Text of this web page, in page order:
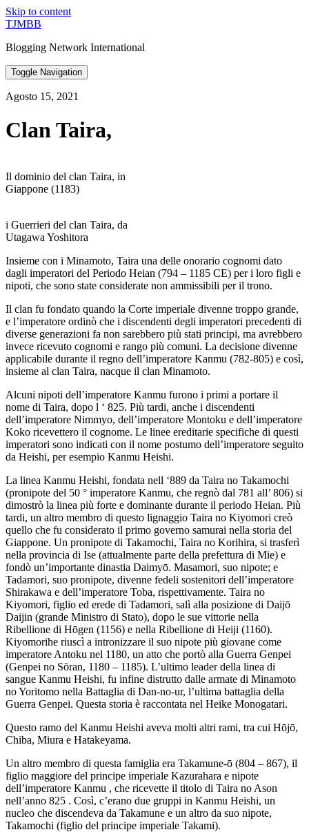
Skip to content
TJMBB
Blogging Network International
Toggle Navigation
Agosto 15, 2021
Clan Taira,
Il dominio del clan Taira, in
Giappone (1183)
i Guerrieri del clan Taira, da
Utagawa Yoshitora
Insieme con i Minamoto, Taira una delle onorario cognomi dato
dagli imperatori del Periodo Heian (794 – 1185 CE) per i loro figli e
nipoti, che sono state considerate non ammissibili per il trono.
Il clan fu fondato quando la Corte imperiale divenne troppo grande,
e l’imperatore ordinò che i discendenti degli imperatori precedenti di
diverse generazioni fa non sarebbero più stati principi, ma avrebbero
invece ricevuto cognomi e rango più comuni. La decisione divenne
applicabile durante il regno dell’imperatore Kanmu (782-805) e così,
insieme al clan Taira, nacque il clan Minamoto.
Alcuni nipoti dell’imperatore Kanmu furono i primi a portare il
nome di Taira, dopo l ‘ 825. Più tardi, anche i discendenti
dell’imperatore Nimmyo, dell’imperatore Montoku e dell’imperatore
Koko ricevettero il cognome. Le linee ereditarie specifiche di questi
imperatori sono indicati con il nome postumo dell’imperatore seguito
da Heishi, per esempio Kanmu Heishi.
La linea Kanmu Heishi, fondata nell ‘889 da Taira no Takamochi
(pronipote del 50 ° imperatore Kanmu, che regnò dal 781 all’ 806) si
dimostrò la linea più forte e dominante durante il periodo Heian. Più
tardi, un altro membro di questo lignaggio Taira no Kiyomori creò
quello che fu considerato il primo governo samurai nella storia del
Giappone. Un pronipote di Takamochi, Taira no Korihira, si trasferì
nella provincia di Ise (attualmente parte della prefettura di Mie) e
fondò un’importante dinastia Daimyō. Masamori, suo nipote; e
Tadamori, suo pronipote, divenne fedeli sostenitori dell’imperatore
Shirakawa e dell’imperatore Toba, rispettivamente. Taira no
Kiyomori, figlio ed erede di Tadamori, salì alla posizione di Daijō
Daijin (grande Ministro di Stato), dopo le sue vittorie nella
Ribellione di Hōgen (1156) e nella Ribellione di Heiji (1160).
Kiyomorihe riuscì a intronizzare il suo nipote più giovane come
imperatore Antoku nel 1180, un atto che portò alla Guerra Genpei
(Genpei no Sōran, 1180 – 1185). L’ultimo leader della linea di
sangue Kanmu Heishi, fu infine distrutto dalle armate di Minamoto
no Yoritomo nella Battaglia di Dan-no-ur, l’ultima battaglia della
Guerra Genpei. Questa storia è raccontata nel Heike Monogatari.
Questo ramo del Kanmu Heishi aveva molti altri rami, tra cui Hōjō,
Chiba, Miura e Hatakeyama.
Un altro membro di questa famiglia era Takamune-ō (804 – 867), il
figlio maggiore del principe imperiale Kazurahara e nipote
dell’imperatore Kanmu , che ricevette il titolo di Taira no Ason
nell’anno 825 . Così, c’erano due gruppi in Kanmu Heishi, un
nucleo che discendeva da Takamune e un altro da suo nipote,
Takamochi (figlio del principe imperiale Takami).